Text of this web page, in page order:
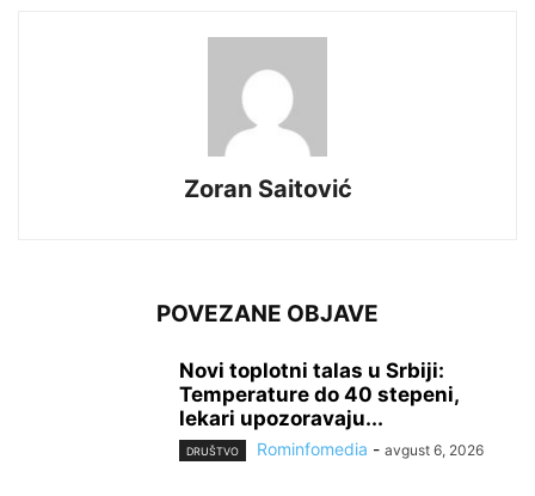
Zoran Saitović
POVEZANE OBJAVE
Novi toplotni talas u Srbiji:
Temperature do 40 stepeni,
lekari upozoravaju...
DRUŠTVO Rominfomedia - avgust 6, 2026